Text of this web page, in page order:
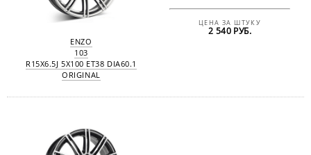
ENZO
103
R15X6.5J 5X100 ET38 DIA60.1
ORIGINAL
ЦЕНА ЗА ШТУКУ
2 540 РУБ.